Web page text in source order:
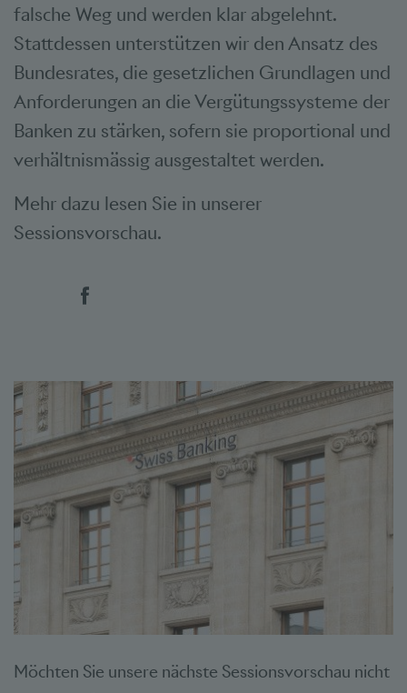
falsche Weg und werden klar abgelehnt.
Stattdessen unterstützen wir den Ansatz des
Bundesrates, die gesetzlichen Grundlagen und
Anforderungen an die Vergütungssysteme der
Banken zu stärken, sofern sie proportional und
verhältnismässig ausgestaltet werden.
Mehr dazu lesen Sie in unserer
Sessionsvorschau.
Social Bookmarks
Möchten Sie unsere nächste Sessionsvorschau nicht